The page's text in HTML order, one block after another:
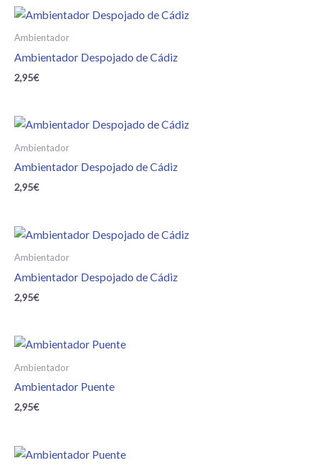
Ambientador
Ambientador Despojado de Cádiz
2,95€
Ambientador
Ambientador Despojado de Cádiz
2,95€
Ambientador
Ambientador Despojado de Cádiz
2,95€
Ambientador
Ambientador Puente
2,95€